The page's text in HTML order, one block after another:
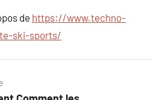
de https://www.techno-
ski-sports/